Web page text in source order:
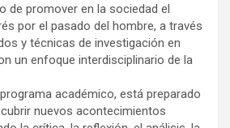
de promover en la sociedad el
por el pasado del hombre, a través
y técnicas de investigación en
un enfoque interdisciplinario de la
académico, está preparado
nuevos acontecimientos